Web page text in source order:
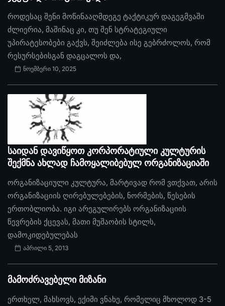
როდესაც შენი მოწინააღმდეგე ტაქტიკურ დაგეგმვაში
ძლიერია, მაშინაც კი, თუ შენ სტრატეგიული
უპირატესობები გაქვს, შეიძლება ისე გებრძოლოს, რომ
რესურსებისგან დაგცალოს და,
ნოემბერი 10, 2025
საიდან დავიწყოთ კორპორატიული კულტურის
შექმნა ახლად ჩამოყალიბებულ ორგანიზაციაში
ორგანიზაციული კულტურა, მარტივად რომ ვთქვათ, არის
ორგანიზაციის ღირებულებების, ნორმების, წესების
ერთობლიობა. იგი არეგულირებს ორგანიზაციის
წევრების ქცევას, მათი მუშაობის სტილს,
დამოკიდებულებას
აპრილი 5, 2013
მამოძრავებელი მიზანი
ერთხელ, მახსოვს, ექიმი ვნახე, რომელიც მხოლოდ 3-5